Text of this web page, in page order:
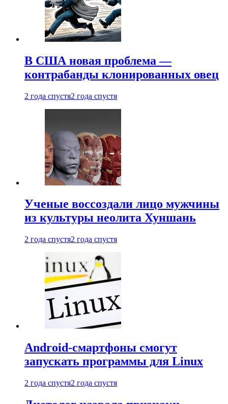
В США новая проблема —
контрабанды клонированных овец
2 года спустя2 года спустя
Ученые воссоздали лицо мужчины
из культуры неолита Хуншань
2 года спустя2 года спустя
Android-смартфоны смогут
запускать программы для Linux
2 года спустя2 года спустя